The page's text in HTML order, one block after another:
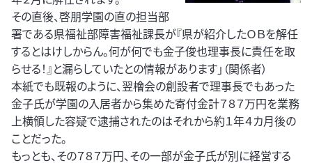
その直後、啓朋学園の直の担当部
署である県福祉部障害福祉課長が『県が紹介したＯＢを解任
するとはけしからん。何が何でも金子俊也理事長に責任を取
らせる！』と漏らしていたとの情報があります」（関係者）
本紙でも既報のように、翌檜会の創設者で理事長でもあった
金子氏が学園の入居者から集めた寄付金計７８７万円を業務
上横領した容疑で逮捕されたのはそれから約１年４カ月後の
ことだった。
もっとも、その７８７万円、その一部が金子氏が別に経営する